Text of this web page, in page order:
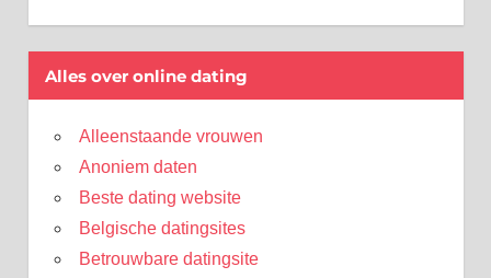
Alles over online dating
Alleenstaande vrouwen
Anoniem daten
Beste dating website
Belgische datingsites
Betrouwbare datingsite